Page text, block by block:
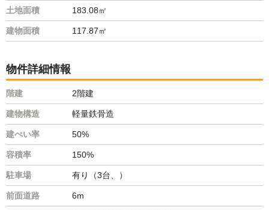
土地面積 183.08㎡
建物面積 117.87㎡
物件詳細情報
階建 2階建
建物構造 軽量鉄骨造
建ぺい率 50%
容積率 150%
駐車場 有り（3台、）
前面道路 6m